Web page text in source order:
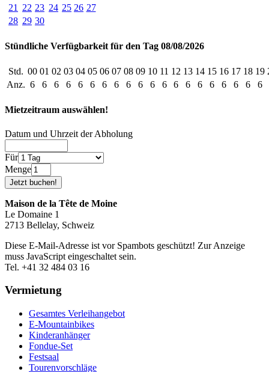
21
22 23 24 25 26 27
28 29 30
Stündliche Verfügbarkeit für den Tag 08/08/2026
Std. 00 01 02 03 04 05 06 07 08 09 10 11 12 13 14 15 16 17 18 19
Anz. 6 6 6 6 6 6 6 6 6 6 6 6 6 6 6 6 6 6 6 6
Mietzeitraum auswählen!
Datum und Uhrzeit der Abholung
Für
Menge
Maison de la Tête de Moine
Le Domaine 1
2713 Bellelay, Schweiz
Diese E-Mail-Adresse ist vor Spambots geschützt! Zur Anzeige
muss JavaScript eingeschaltet sein.
Tel. +41 32 484 03 16
Vermietung
Gesamtes Verleihangebot
E-Mountainbikes
Kinderanhänger
Fondue-Set
Festsaal
Tourenvorschläge